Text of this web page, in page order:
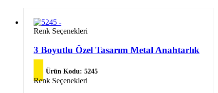
Bu
birden
fazla
varyasyonu
Seçenekler
Renk Seçenekleri
3 Boyutlu Özel Tasarım Metal Anahtarlık
Ürün Kodu: 5245
Bu
Renk Seçenekleri